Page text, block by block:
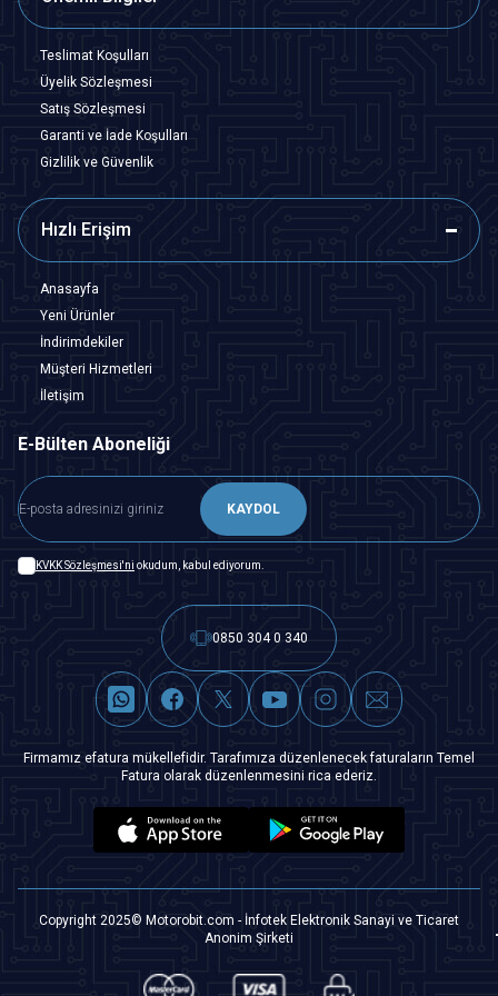
Teslimat Koşulları
Üyelik Sözleşmesi
Satış Sözleşmesi
Garanti ve İade Koşulları
Gizlilik ve Güvenlik
Hızlı Erişim
Anasayfa
Yeni Ürünler
İndirimdekiler
Müşteri Hizmetleri
İletişim
E-Bülten Aboneliği
KAYDOL
KVKK Sözleşmesi'ni okudum, kabul ediyorum.
0850 304 0 340
Firmamız efatura mükellefidir. Tarafımıza düzenlenecek faturaların Temel
Fatura olarak düzenlenmesini rica ederiz.
Copyright 2025© Motorobit.com - İnfotek Elektronik Sanayi ve Ticaret
Anonim Şirketi